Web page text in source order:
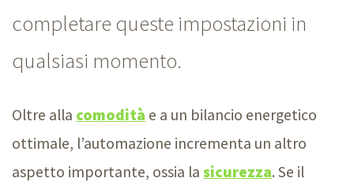
completare queste impostazioni in
qualsiasi momento.
Oltre alla comodità e a un bilancio energetico
ottimale, l’automazione incrementa un altro
aspetto importante, ossia la sicurezza. Se il